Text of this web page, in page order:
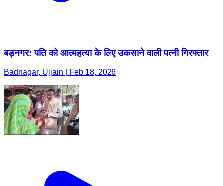
बड़नगर: पति को आत्महत्या के लिए उकसाने वाली पत्नी गिरफ्तार
Badnagar, Ujjain | Feb 18, 2026